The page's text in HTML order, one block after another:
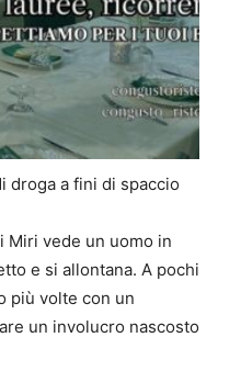
droga a fini di spaccio
Miri vede un uomo in
e si allontana. A pochi
più volte con un
un involucro nascosto